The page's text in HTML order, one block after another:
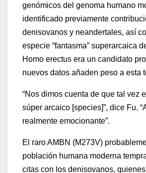
genómicos del genoma humano
identificado previamente
denisovanos y neandertales, así
especie “fantasma” superarcaica
Homo erectus era un candidato
nuevos datos añaden peso a esta
“Nos dimos cuenta de que tal vez
súper arcaico [species]”, dice Fu.
realmente emocionante”.
El raro AMBN (M273V)
población humana moderna
citas con los denisovanos,